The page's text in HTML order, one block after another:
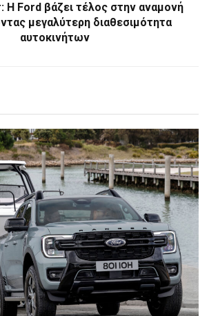
Η Ford βάζει τέλος στην αναμονή
μεγαλύτερη διαθεσιμότητα
αυτοκινήτων